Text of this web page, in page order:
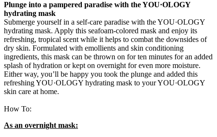
Plunge into a pampered paradise with the YOU·OLOGY
hydrating mask
Submerge yourself in a self-care paradise with the YOU·OLOGY
hydrating mask. Apply this seafoam-colored mask and enjoy its
refreshing, tropical scent while it helps to combat the downsides of
dry skin. Formulated with emollients and skin conditioning
ingredients, this mask can be thrown on for ten minutes for an added
splash of hydration or kept on overnight for even more moisture.
Either way, you’ll be happy you took the plunge and added this
refreshing YOU·OLOGY hydrating mask to your YOU·OLOGY
skin care at home.
How To:
As an overnight mask: